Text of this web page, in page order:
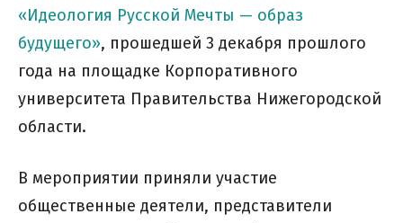
«Идеология Русской Мечты — образ
будущего», прошедшей 3 декабря прошлого
года на площадке Корпоративного
университета Правительства Нижегородской
области.
В мероприятии приняли участие
общественные деятели, представители